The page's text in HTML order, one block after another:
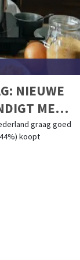
NIEUWE
MET
graag goed
koopt